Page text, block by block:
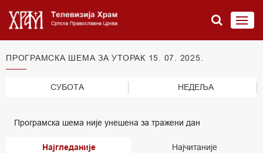
ПРОГРАМСКА ШЕМА ЗА УТОРАК 15. 07. 2025.
СУБОТА НЕДЕЉА
Програмска шема није унешена за тражени дан
Најгледаније Најчитаније